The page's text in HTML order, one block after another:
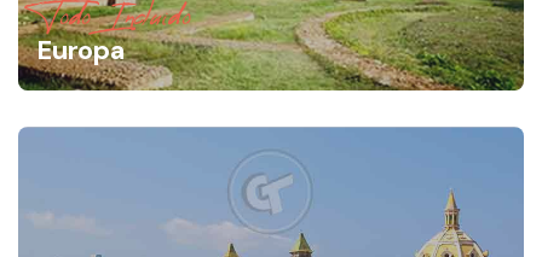
Todo Incluido
Europa